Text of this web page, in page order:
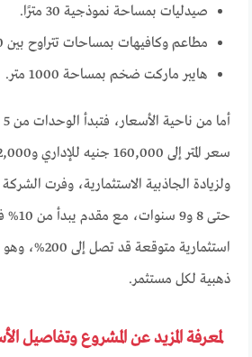
صيدليات بمساحة نموذجية 30 مترًا.
مطاعم وكافيهات بمساحات تتراوح بين 100 إلى 300 متر.
هايبر ماركت ضخم بمساحة 1000 متر.
ولزيادة الجاذبية الاستثمارية، وفرت
حتى 8
استثمارية
ذهبية لكل مستثمر.
لمعرفة المزيد عن المشروع وتفاصيل